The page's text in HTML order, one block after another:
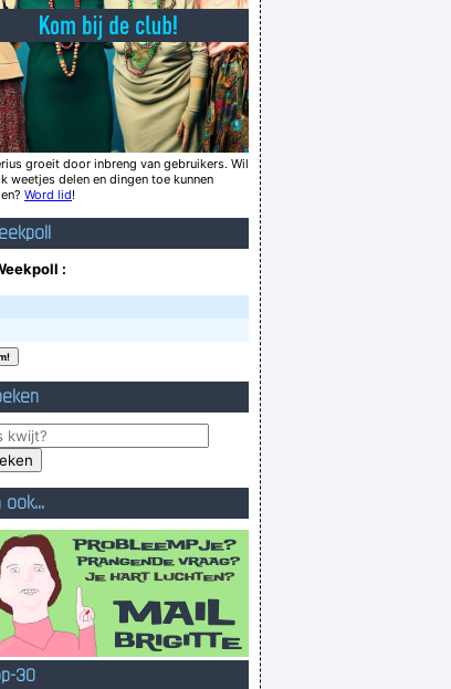
tijdens sollicitatiegesprekken
ik mezelf accepteren zoals ik ben
reason to believe you're FUCKED!!
een malcontente baas te werken
en elke dag klagen over hun kutjob
geheime inkomsten van zijn vrouwë
iemand heeft gekakt.
wie bemint krijgt een kind
Verknoei je tijd op een nuttige manier!
Geej se lèllike voel hod!
groeit door inbreng van gebruikers. Wil
weetjes delen en dingen toe kunnen
Word lid!
:
ook...
30